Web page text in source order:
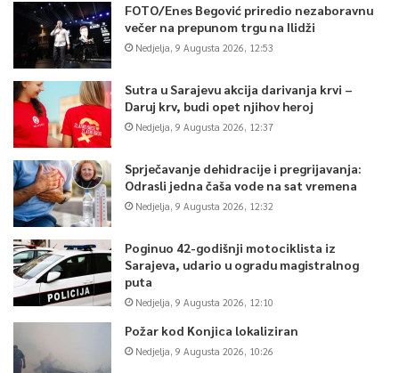
FOTO/Enes Begović priredio nezaboravnu
večer na prepunom trgu na Ilidži
Nedjelja, 9 Augusta 2026, 12:53
Sutra u Sarajevu akcija darivanja krvi –
Daruj krv, budi opet njihov heroj
Nedjelja, 9 Augusta 2026, 12:37
Sprječavanje dehidracije i pregrijavanja:
Odrasli jedna čaša vode na sat vremena
Nedjelja, 9 Augusta 2026, 12:32
Poginuo 42-godišnji motociklista iz
Sarajeva, udario u ogradu magistralnog
puta
Nedjelja, 9 Augusta 2026, 12:10
Požar kod Konjica lokaliziran
Nedjelja, 9 Augusta 2026, 10:26